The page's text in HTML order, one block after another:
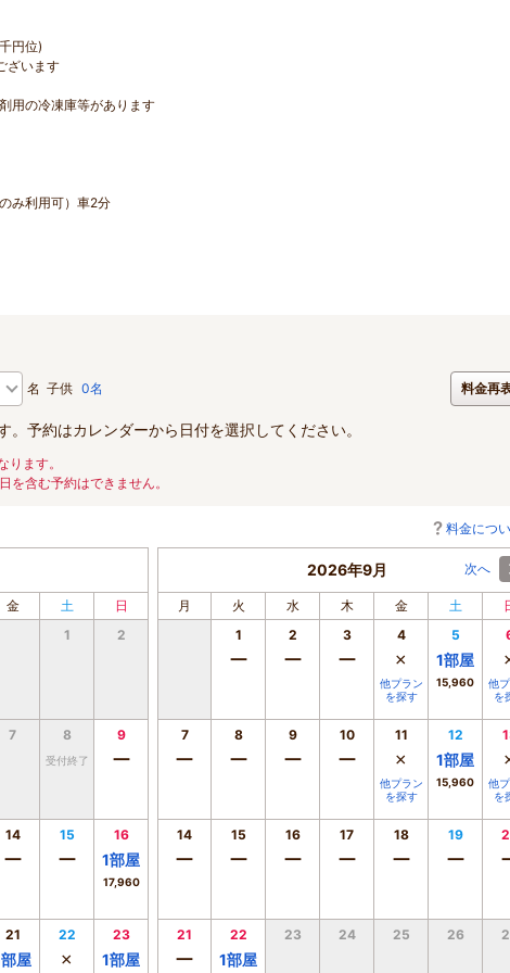
円位)
ざいます
用の冷凍庫等があります
み利用可）車2分
名 子供 0名 料金再
。予約はカレンダーから日付を選択してください。
ます。
を含む予約はできません。
料金につ
金 土
日
1
2
7 8
受付終了
9
ー
14
ー
15
ー
16
1部屋
17,960
21
部屋
22
×
23
1部屋
2026年9月 次へ
月 火 水 木 金 土
1
ー
2
ー
3
ー
4
×
他プラン
を探す
5
1部屋
15,960
他
を
7
ー
8
ー
9
ー
10
ー
11
×
他プラン
を探す
12
1部屋
15,960
他
を
14
ー
15
ー
16
ー
17
ー
18
ー
19
ー
21
ー
22
1部屋
23 24 25 26